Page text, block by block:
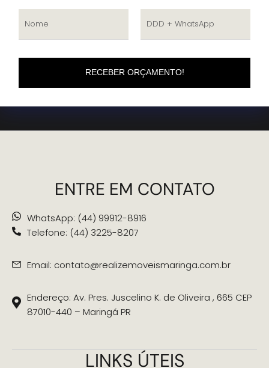
RECEBER ORÇAMENTO!
ENTRE EM CONTATO
WhatsApp: (44) 99912-8916
Telefone: (44) 3225-8207
Email: contato@realizemoveismaringa.com.br
Endereço: Av. Pres. Juscelino K. de Oliveira , 665 CEP
87010-440 – Maringá PR
LINKS ÚTEIS